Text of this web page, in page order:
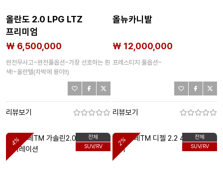
올란도 2.0 LPG LTZ
프리미엄
₩ 6,500,000
완전무사고~완전풀옵션~가장 선호하는 흰
색!~올란텔(차박에 용이!!)
리뷰보기
올뉴카니발
₩ 12,000,000
프레스티지 풀옵션~
리뷰보기
전체
SUV/RV
4%
전체
SUV/RV
2%